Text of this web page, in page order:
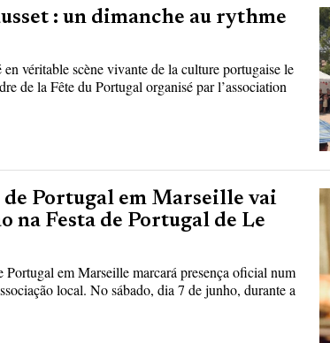
: un dimanche au rythme
en véritable scène vivante de la culture portugaise le
de la Fête du Portugal organisé par l’association
de Portugal em Marseille vai
na Festa de Portugal de Le
em Marseille marcará presença oficial num
local. No sábado, dia 7 de junho, durante a